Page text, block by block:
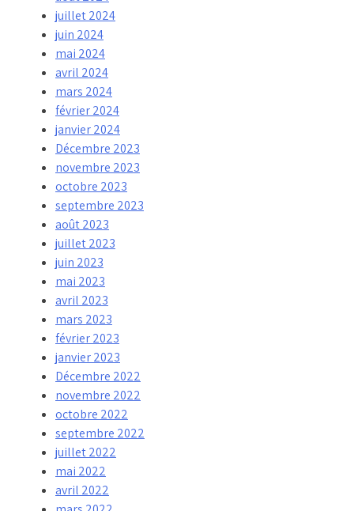
juillet 2024
juin 2024
mai 2024
avril 2024
mars 2024
février 2024
janvier 2024
Décembre 2023
novembre 2023
octobre 2023
septembre 2023
août 2023
juillet 2023
juin 2023
mai 2023
avril 2023
mars 2023
février 2023
janvier 2023
Décembre 2022
novembre 2022
octobre 2022
septembre 2022
juillet 2022
mai 2022
avril 2022